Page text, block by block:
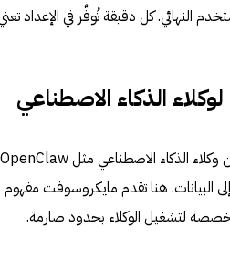
النهائي. كل دقيقة تُوفَّر في الإعداد
الذكاء الاصطناعي
لتشغيل الوكلاء بحدود صارمة.